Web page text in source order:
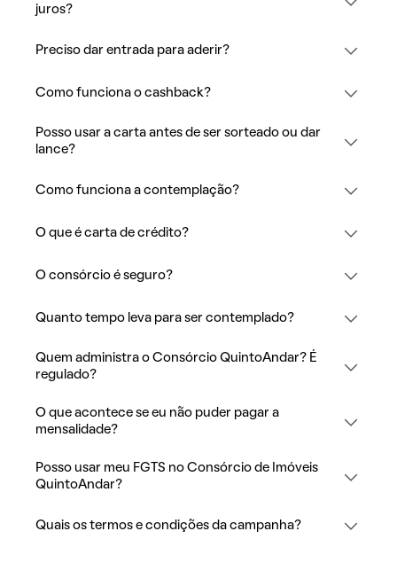
juros?
Preciso dar entrada para aderir?
Como funciona o cashback?
Posso usar a carta antes de ser sorteado ou dar
lance?
Como funciona a contemplação?
O que é carta de crédito?
O consórcio é seguro?
Quanto tempo leva para ser contemplado?
Quem administra o Consórcio QuintoAndar? É
regulado?
O que acontece se eu não puder pagar a
mensalidade?
Posso usar meu FGTS no Consórcio de Imóveis
QuintoAndar?
Quais os termos e condições da campanha?